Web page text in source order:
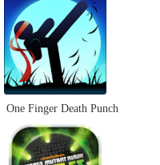
One Finger Death Punch